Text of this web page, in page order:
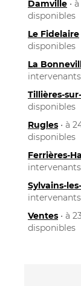
Damville •
disponibles
Le Fidelaire
disponibles
La
Tillières-
disponibles
Rugles • à
disponibles
Ferrières-
Sylvains-
Ventes • à
disponibles